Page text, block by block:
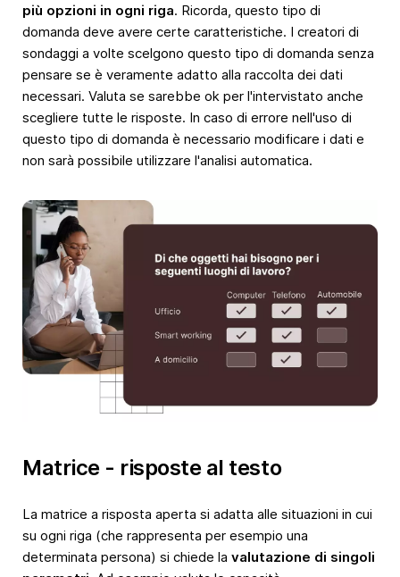
più opzioni in ogni riga. Ricorda, questo tipo di
domanda deve avere certe caratteristiche. I creatori di
sondaggi a volte scelgono questo tipo di domanda senza
pensare se è veramente adatto alla raccolta dei dati
necessari. Valuta se sarebbe ok per l'intervistato anche
scegliere tutte le risposte. In caso di errore nell'uso di
questo tipo di domanda è necessario modificare i dati e
non sarà possibile utilizzare l'analisi automatica.
Matrice - risposte al testo
La matrice a risposta aperta si adatta alle situazioni in cui
su ogni riga (che rappresenta per esempio una
determinata persona) si chiede la valutazione di singoli